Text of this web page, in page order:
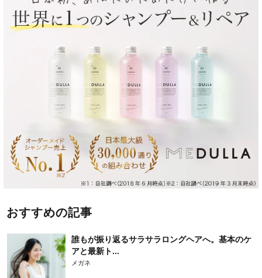
おすすめの記事
誰もが振り返るサラサラロングヘアへ。基本のケ
アと最新ト...
メガネ